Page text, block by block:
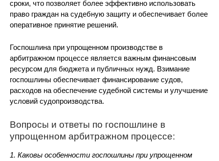
сроки, что позволяет более эффективно использовать
право граждан на судебную защиту и обеспечивает более
оперативное принятие решений.
Госпошлина при упрощенном производстве в
арбитражном процессе является важным финансовым
ресурсом для бюджета и публичных нужд. Взимание
госпошлины обеспечивает финансирование судов,
расходов на обеспечение судебной системы и улучшение
условий судопроизводства.
Вопросы и ответы по госпошлине в
упрощенном арбитражном процессе:
1. Каковы особенности госпошлины при упрощенном